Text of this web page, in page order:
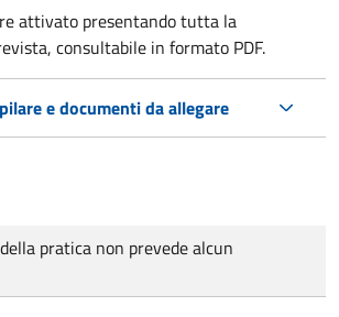
attivato presentando tutta la
consultabile in formato PDF.
e documenti da allegare
pratica non prevede alcun